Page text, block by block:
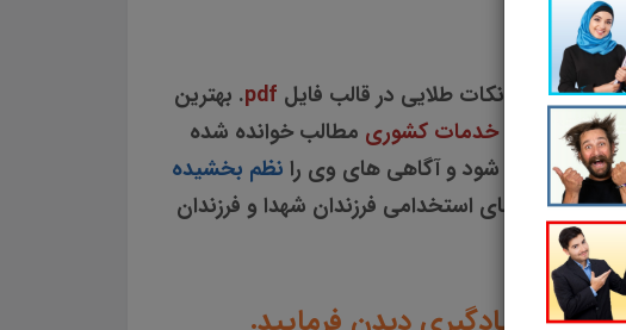
اصلی و نکات طلایی در قالب فایل pdf. بهترین
قانون مدیریت خدمات کشوری مطالب خوانده شده
را سبب می شود و آگاهی های وی را نظم بخشیده
آزمون های استخدامی فرزندان شهدا و فرزندان